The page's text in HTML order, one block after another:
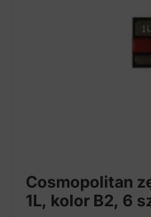
Cosmopolitan
1L, kolor B2, 6